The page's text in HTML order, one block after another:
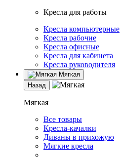
Кресла для работы
Кресла компьютерные
Кресла рабочие
Кресла офисные
Кресла для кабинета
Кресла руководителя
Мягкая
Назад
Мягкая
Все товары
Кресла-качалки
Диваны в прихожую
Мягкие кресла